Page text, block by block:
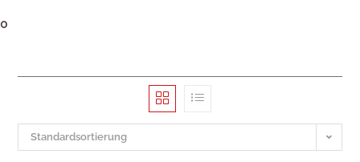
0
Standardsortierung